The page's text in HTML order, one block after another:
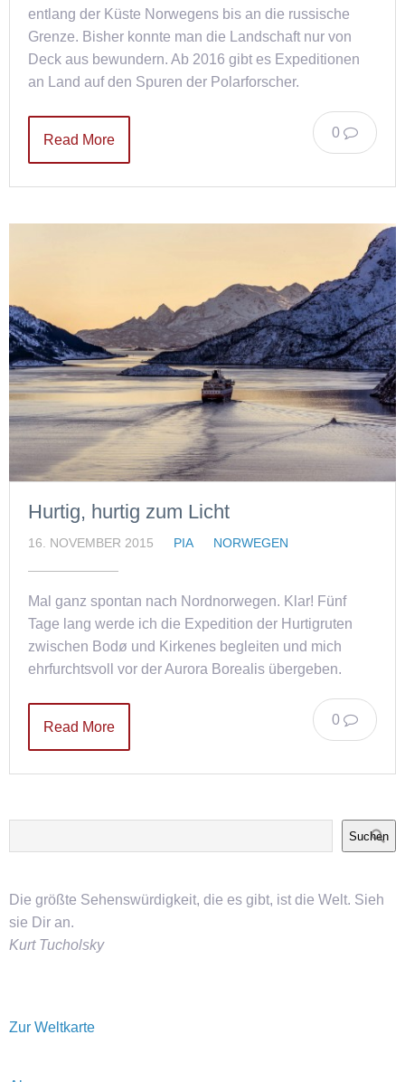
entlang der Küste Norwegens bis an die russische
Grenze. Bisher konnte man die Landschaft nur von
Deck aus bewundern. Ab 2016 gibt es Expeditionen
an Land auf den Spuren der Polarforscher.
0
Read More
Hurtig, hurtig zum Licht
16. NOVEMBER 2015 PIA NORWEGEN
Mal ganz spontan nach Nordnorwegen. Klar! Fünf
Tage lang werde ich die Expedition der Hurtigruten
zwischen Bodø und Kirkenes begleiten und mich
ehrfurchtsvoll vor der Aurora Borealis übergeben.
0
Read More
Suchen
Die größte Sehenswürdigkeit, die es gibt, ist die Welt. Sieh
sie Dir an.
Kurt Tucholsky
Zur Weltkarte